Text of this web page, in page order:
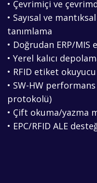
• Çevrimiçi ve
• Sayısal ve
tanımlama
• Doğrudan ERP/MIS
• Yerel kalıcı
• RFID etiket okuyucu
• SW-HW
protokolü)
• Çift okuma/yazma
• EPC/RFID ALE